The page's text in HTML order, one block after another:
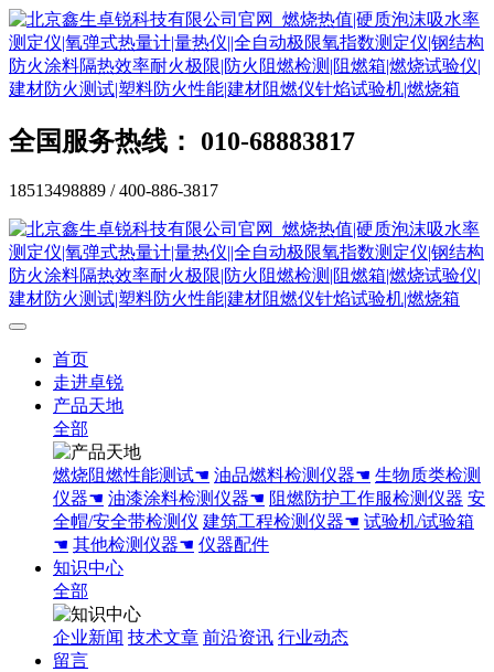
全国服务热线： 010-68883817
18513498889 / 400-886-3817
首页
走进卓锐
产品天地
全部
燃烧阻燃性能测试☚ 油品燃料检测仪器☚ 生物质类检测
仪器☚ 油漆涂料检测仪器☚ 阻燃防护工作服检测仪器 安
全帽/安全带检测仪 建筑工程检测仪器☚ 试验机/试验箱
☚ 其他检测仪器☚ 仪器配件
知识中心
全部
企业新闻 技术文章 前沿资讯 行业动态
留言